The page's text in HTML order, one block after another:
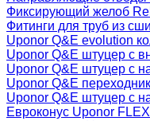
Фиксирующий желоб
Фитинги для труб из
Uponor Q&E evolution
Uponor Q&E штуцер с
Uponor Q&E штуцер с
Uponor Q&E
Uponor Q&E штуцер с
Евроконус Uponor